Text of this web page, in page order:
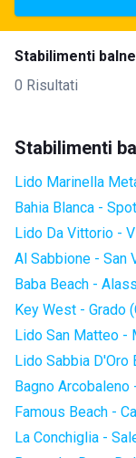
Stabilimenti
0 Risultati
Stabilimenti
Lido Marinella
Bahia Blanca -
Lido Da Vittorio -
Al Sabbione - San
Baba Beach -
Key West - Grado
Lido San Matteo -
Lido Sabbia D'Oro
Bagno Arcobaleno
Famous Beach -
La Conchiglia -